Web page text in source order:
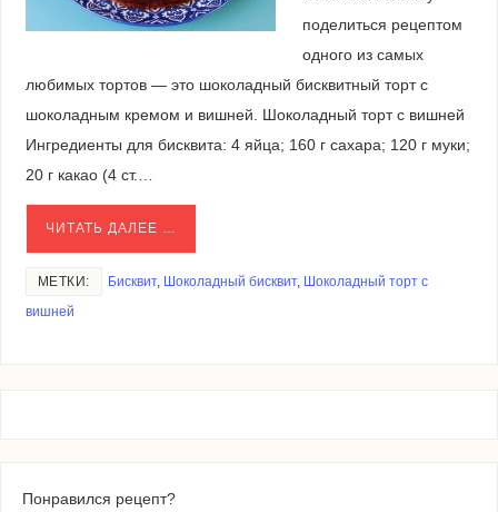
поделиться рецептом
одного из самых
любимых тортов — это шоколадный бисквитный торт с
шоколадным кремом и вишней. Шоколадный торт с вишней
Ингредиенты для бисквита: 4 яйца; 160 г сахара; 120 г муки;
20 г какао (4 ст.…
ЧИТАТЬ ДАЛЕЕ …
МЕТКИ: Бисквит, Шоколадный бисквит, Шоколадный торт с
вишней
Понравился рецепт?